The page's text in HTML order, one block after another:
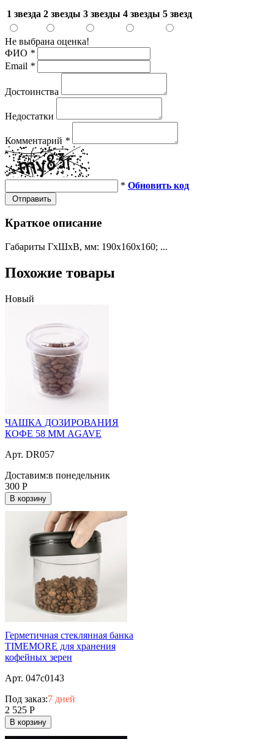
1 звезда 2 звезды 3 звезды 4 звезды 5 звезд
Не выбрана оценка!
ФИО *
Email *
Достоинства
Недостатки
Комментарий *
* Обновить код
Отправить
Краткое описание
Габариты ГхШхВ, мм: 190х160х160; ...
Похожие товары
Новый
ЧАШКА ДОЗИРОВАНИЯ
КОФЕ 58 ММ AGAVE
Арт. DR057
Доставим:в понедельник
300 Р
В корзину
Герметичная стеклянная банка
TIMEMORE для хранения
кофейных зерен
Арт. 047c0143
Под заказ:7 дней
2 525 Р
В корзину